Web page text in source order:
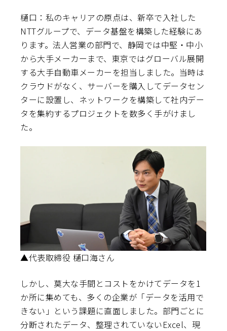
樋口：私のキャリアの原点は、新卒で入社した
NTTグループで、データ基盤を構築した経験にあ
ります。法人営業の部門で、静岡では中堅・中小
から大手メーカーまで、東京ではグローバル展開
する大手自動車メーカーを担当しました。当時は
クラウドがなく、サーバーを購入してデータセン
ターに設置し、ネットワークを構築して社内デー
タを集約するプロジェクトを数多く手がけまし
た。
▲代表取締役 樋口海さん
しかし、莫大な手間とコストをかけてデータを1
か所に集めても、多くの企業が「データを活用で
きない」という課題に直面しました。部門ごとに
分断されたデータ、整理されていないExcel、現